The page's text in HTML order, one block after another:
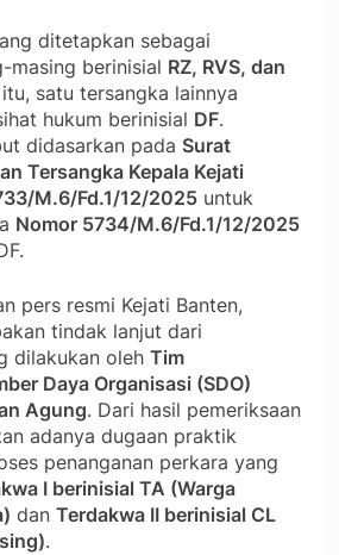
ditetapkan sebagai
masing berinisial RZ, RVS, dan
satu tersangka lainnya
hukum berinisial DF.
didasarkan pada Surat
Tersangka Kepala Kejati
M.6/Fd.1/12/2025 untuk
Nomor 5734/M.6/Fd.1/12/2025
pers resmi Kejati Banten,
tindak lanjut dari
dilakukan oleh Tim
Daya Organisasi (SDO)
Agung. Dari hasil pemeriksaan
adanya dugaan praktik
penanganan perkara yang
I berinisial TA (Warga
dan Terdakwa II berinisial CL
.